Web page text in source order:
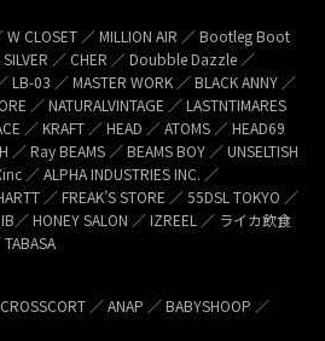
W CLOSET ／ MILLION AIR ／ Bootleg Boot
／ CHER ／ Doubble Dazzle ／
LB-03 ／ MASTER WORK ／ BLACK ANNY ／
／ NATURALVINTAGE ／ LASTNTIMARES
／ KRAFT ／ HEAD ／ ATOMS ／ HEAD69
／ Ray BEAMS ／ BEAMS BOY ／ UNSELTISH
／ ALPHA INDUSTRIES INC. ／
／ FREAK’S STORE ／ 55DSL TOKYO ／
／ HONEY SALON ／ IZREEL ／ ライカ飲食
／ ANAP ／ BABYSHOOP ／